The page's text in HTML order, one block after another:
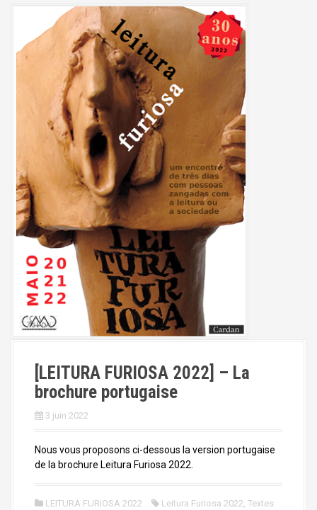
[LEITURA FURIOSA 2022] – La
brochure portugaise
3 juin 2022
Nous vous proposons ci-dessous la version portugaise
de la brochure Leitura Furiosa 2022.
LEITURA FURIOSA 2022 Leitura Furiosa 2022 Textes